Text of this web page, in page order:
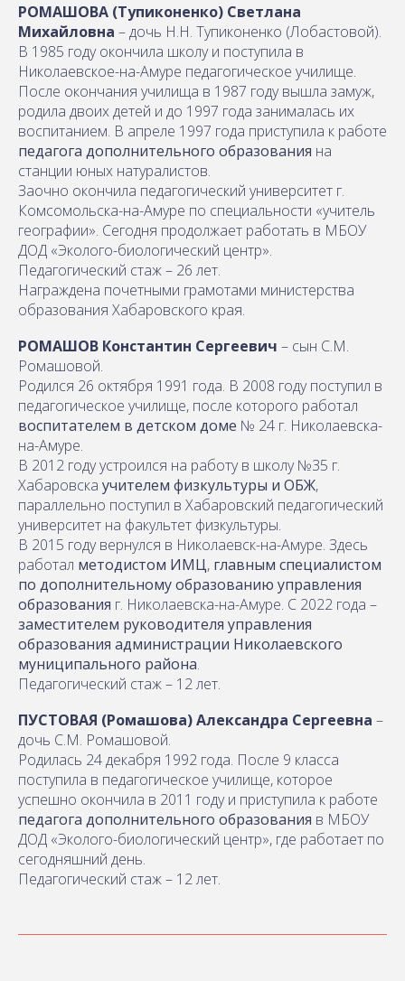
РОМАШОВА (Тупиконенко) Светлана
Михайловна – дочь Н.Н. Тупиконенко (Лобастовой).
В 1985 году окончила школу и поступила в
Николаевское-на-Амуре педагогическое училище.
После окончания училища в 1987 году вышла замуж,
родила двоих детей и до 1997 года занималась их
воспитанием. В апреле 1997 года приступила к работе
педагога дополнительного образования на
станции юных натуралистов.
Заочно окончила педагогический университет г.
Комсомольска-на-Амуре по специальности «учитель
географии». Сегодня продолжает работать в МБОУ
ДОД «Эколого-биологический центр».
Педагогический стаж – 26 лет.
Награждена почетными грамотами министерства
образования Хабаровского края.
РОМАШОВ Константин Сергеевич – сын С.М.
Ромашовой.
Родился 26 октября 1991 года. В 2008 году поступил в
педагогическое училище, после которого работал
воспитателем в детском доме № 24 г. Николаевска-
на-Амуре.
В 2012 году устроился на работу в школу №35 г.
Хабаровска учителем физкультуры и ОБЖ,
параллельно поступил в Хабаровский педагогический
университет на факультет физкультуры.
В 2015 году вернулся в Николаевск-на-Амуре. Здесь
работал методистом ИМЦ, главным специалистом
по дополнительному образованию управления
образования г. Николаевска-на-Амуре. С 2022 года –
заместителем руководителя управления
образования администрации Николаевского
муниципального района.
Педагогический стаж – 12 лет.
ПУСТОВАЯ (Ромашова) Александра Сергеевна –
дочь С.М. Ромашовой.
Родилась 24 декабря 1992 года. После 9 класса
поступила в педагогическое училище, которое
успешно окончила в 2011 году и приступила к работе
педагога дополнительного образования в МБОУ
ДОД «Эколого-биологический центр», где работает по
сегодняшний день.
Педагогический стаж – 12 лет.